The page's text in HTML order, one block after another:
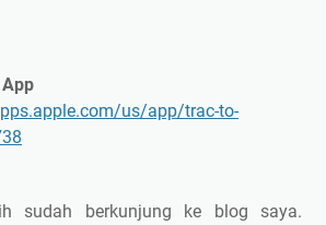
us/app/trac-to-
sudah berkunjung ke blog saya.